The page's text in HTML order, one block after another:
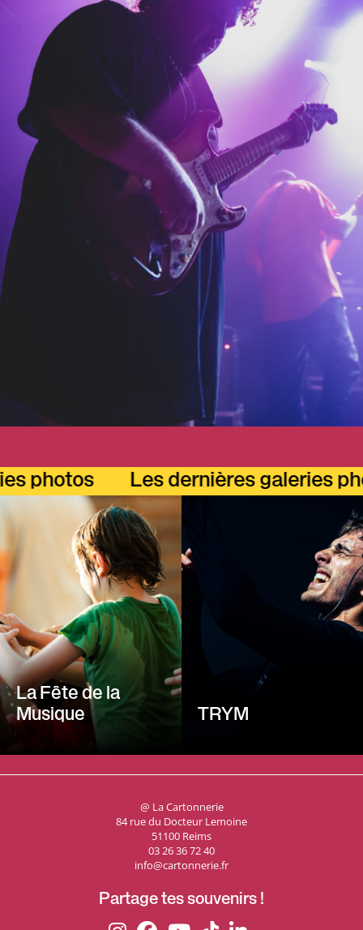
Les dernières galeries photos
La Fête de la
Musique
TRYM
@ La Cartonnerie
84 rue du Docteur Lemoine
51100 Reims
03 26 36 72 40
info@cartonnerie.fr
Partage tes souvenirs !